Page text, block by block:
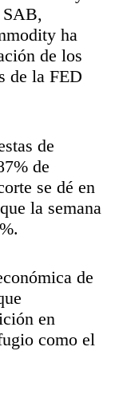
ha
de los
de la FED
de
de
se dé en
la semana
de
en
como el